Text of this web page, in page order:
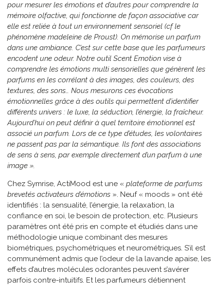
pour mesurer les émotions et d’autres pour comprendre la
mémoire olfactive, qui fonctionne de façon associative car
elle est reliée à tout un environnement sensoriel (cf le
phénomène madeleine de Proust). On mémorise un parfum
dans une ambiance. C’est sur cette base que les parfumeurs
encodent une odeur. Notre outil Scent Emotion vise à
comprendre les émotions multi sensorielles que génèrent les
parfums en les corrélant à des images, des couleurs, des
textures, des sons… Nous mesurons ces évocations
émotionnelles grâce à des outils qui permettent d’identifier
différents univers : le luxe, la séduction, l’énergie, la fraîcheur.
Aujourd’hui on peut définir à quel territoire émotionnel est
associé un parfum. Lors de ce type d’études, les volontaires
ne passent pas par la sémantique. Ils font des associations
de sens à sens, par exemple directement d’un parfum à une
image ».
Chez Symrise, ActiMood est une « plateforme de parfums
brevetés activateurs d’émotions ». Neuf « moods » ont été
identifiés : la sensualité, l’énergie, la relaxation, la
confiance en soi, le besoin de protection, etc. Plusieurs
paramètres ont été pris en compte et étudiés dans une
méthodologie unique combinant des mesures
biométriques, psychométriques et neurométriques. S’il est
communément admis que l’odeur de la lavande apaise, les
effets d’autres molécules odorantes peuvent s’avérer
parfois contre-intuitifs. Et les parfumeurs détiennent